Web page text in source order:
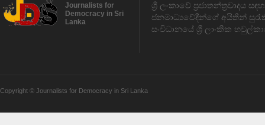
Journalists for
Democracy in Sri
Lanka
ශ්‍රී ලංකාවේ ප්‍රජාතන්ත්‍රවාදය
ජනමාධ්‍යවේදීන්ගේ අයිතීන්
සංවිධානයේ ශ්‍රී ලාංකික
Copyright © Journalists for Democracy in Sri Lanka